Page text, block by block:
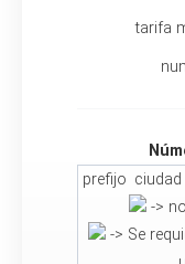
tarifa
prefijo ciudad
->
-> Se